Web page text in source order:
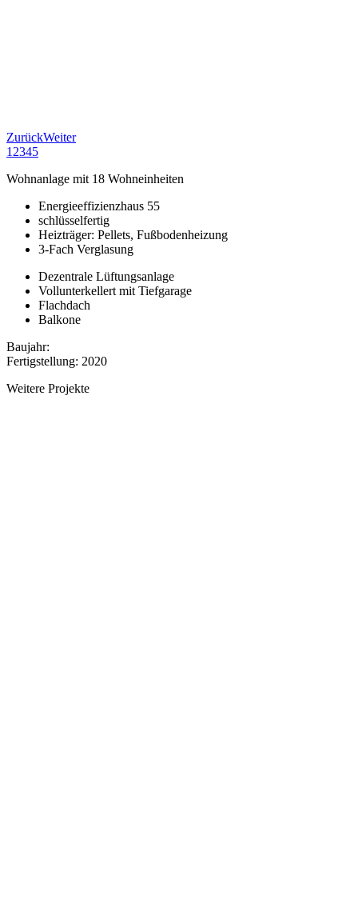
ZurückWeiter
1 2345
Wohnanlage mit 18 Wohneinheiten
Energieeffizienzhaus 55
schlüsselfertig
Heizträger: Pellets, Fußbodenheizung
3-Fach Verglasung
Dezentrale Lüftungsanlage
Vollunterkellert mit Tiefgarage
Flachdach
Balkone
Baujahr:
Fertigstellung: 2020
Weitere Projekte